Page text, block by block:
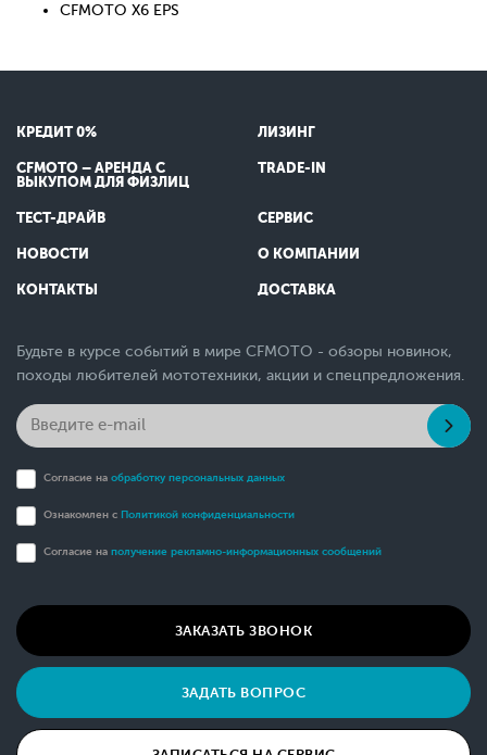
CFMOTO X6 EPS
КРЕДИТ 0% ЛИЗИНГ
CFMOTO – АРЕНДА С
ВЫКУПОМ ДЛЯ ФИЗЛИЦ
TRADE-IN
ТЕСТ-ДРАЙВ СЕРВИС
НОВОСТИ О КОМПАНИИ
КОНТАКТЫ ДОСТАВКА
Будьте в курсе событий в мире CFMOTO - обзоры новинок,
походы любителей мототехники, акции и спецпредложения.
Согласие на обработку персональных данных
Ознакомлен с Политикой конфиденциальности
Согласие на получение рекламно-информационных сообщений
ЗАКАЗАТЬ ЗВОНОК
ЗАДАТЬ ВОПРОС